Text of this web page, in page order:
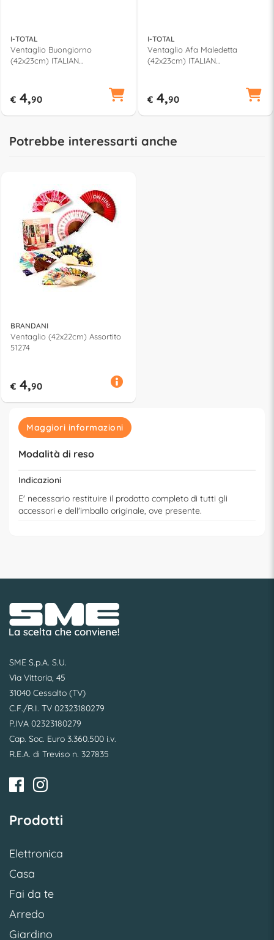
I-TOTAL
Ventaglio Buongiorno
(42x23cm) ITALIAN
€ 4,90
I-TOTAL
Ventaglio Afa Maledetta
(42x23cm) ITALIAN
€ 4,90
Potrebbe interessarti anche
BRANDANI
Ventaglio (42x22cm) Assortito
51274
€ 4,90
Maggiori informazioni
Modalità di reso
Indicazioni
E' necessario restituire il prodotto completo di tutti gli
accessori e dell'imballo originale, ove presente.
SME S.p.A. S.U.
Via Vittoria, 45
31040 Cessalto (TV)
C.F./R.I. TV 02323180279
P.IVA 02323180279
Cap. Soc. Euro 3.360.500 i.v.
R.E.A. di Treviso n. 327835
Prodotti
Elettronica
Casa
Fai da te
Arredo
Giardino